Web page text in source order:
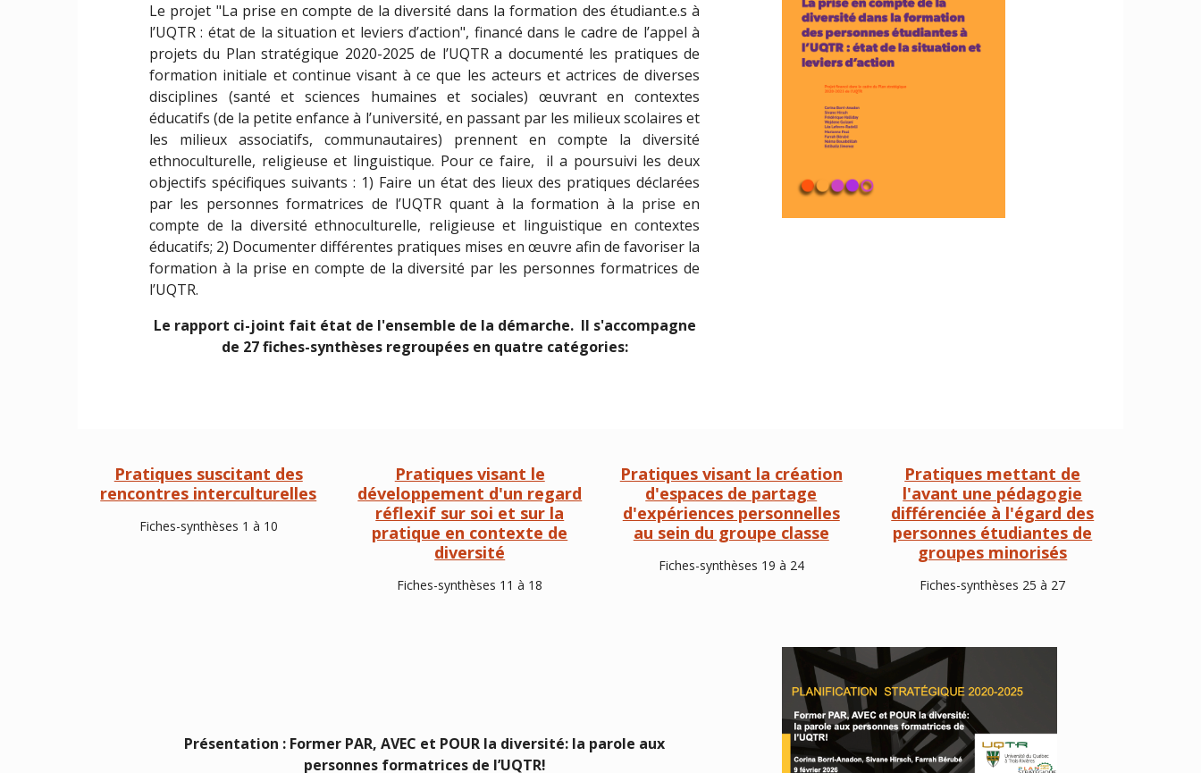
Le projet "La prise en compte de la diversité dans la formation des étudiant.e.s à
l’UQTR : état de la situation et leviers d’action", financé dans le cadre de l’appel à
projets du Plan stratégique 2020-2025 de l’UQTR a documenté les pratiques de
formation initiale et continue visant à ce que les acteurs et actrices de diverses
disciplines (santé et sciences humaines et sociales) œuvrant en contextes
éducatifs (de la petite enfance à l’université, en passant par les milieux scolaires et
les milieux associatifs, communautaires) prennent en compte la diversité
ethnoculturelle, religieuse et linguistique. Pour ce faire, il a poursuivi les deux
objectifs spécifiques suivants : 1) Faire un état des lieux des pratiques déclarées
par les personnes formatrices de l’UQTR quant à la formation à la prise en
compte de la diversité ethnoculturelle, religieuse et linguistique en contextes
éducatifs; 2) Documenter différentes pratiques mises en œuvre afin de favoriser la
formation à la prise en compte de la diversité par les personnes formatrices de
l’UQTR.
Le rapport ci-joint fait état de l'ensemble de la démarche. Il s'accompagne
de 27 fiches-synthèses regroupées en quatre catégories:
Pratiques suscitant des
rencontres interculturelles
Fiches-synthèses 1 à 10
Pratiques visant le
développement d'un regard
réflexif sur soi et sur la
pratique en contexte de
diversité
Fiches-synthèses 11 à 18
Pratiques visant la création
d'espaces de partage
d'expériences personnelles
au sein du groupe classe
Fiches-synthèses 19 à 24
Pratiques mettant de
l'avant une pédagogie
différenciée à l'égard des
personnes étudiantes de
groupes minorisés
Fiches-synthèses 25 à 27
Présentation : Former PAR, AVEC et POUR la diversité: la parole aux
personnes formatrices de l’UQTR!